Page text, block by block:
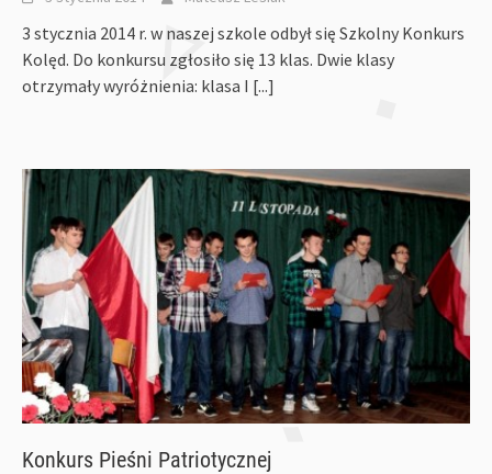
3 stycznia 2014 r. w naszej szkole odbył się Szkolny Konkurs
Kolęd. Do konkursu zgłosiło się 13 klas. Dwie klasy
otrzymały wyróżnienia: klasa I [...]
Konkurs Pieśni Patriotycznej